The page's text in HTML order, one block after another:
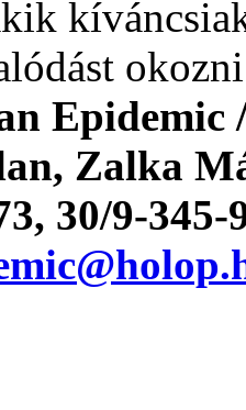
Epidemic
Zalka
30/9-345-